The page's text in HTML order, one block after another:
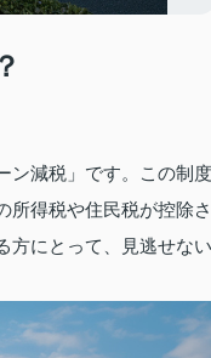
ン減税」です。この制度
所得税や住民税が控除さ
方にとって、見逃せない